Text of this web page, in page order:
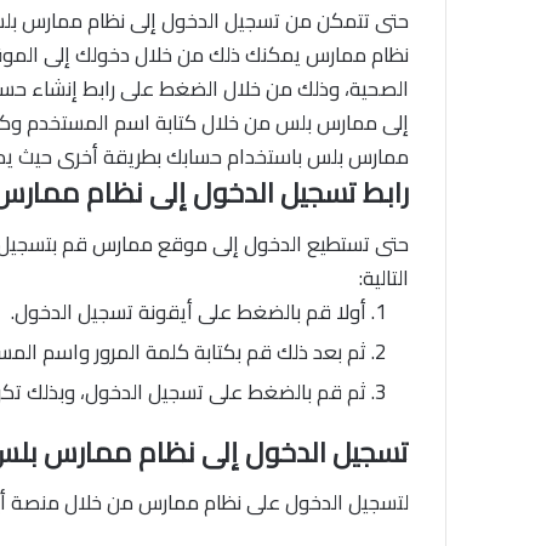
حتى تتمكن من تسجيل الدخول إلى نظام ممارس
نظام ممارس يمكنك ذلك من خلال دخولك إلى
الصحية، وذلك من خلال الضغط على رابط إنشاء
إلى ممارس بلس من خلال كتابة اسم المستخدم
ممارس بلس باستخدام حسابك بطريقة أخرى حيث
رابط تسجيل الدخول إلى نظام
حتى تستطيع الدخول إلى موقع ممارس قم
التالية:
أولا قم بالضغط على أيقونة تسجيل الدخول.
ثم بعد ذلك قم بكتابة كلمة المرور واسم
ثم قم بالضغط على تسجيل الدخول،
تسجيل الدخول إلى نظام ممارس
لتسجيل الدخول على نظام ممارس من خلال منصة